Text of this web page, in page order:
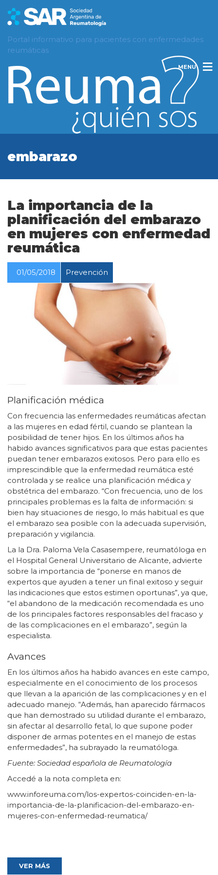
Portal informativo para pacientes con enfermedades
reumáticas
MENU
embarazo
La importancia de la
planificación del embarazo
en mujeres con enfermedad
reumática
01/05/2018 Prevención
Planificación médica
Con frecuencia las enfermedades reumáticas afectan
a las mujeres en edad fértil, cuando se plantean la
posibilidad de tener hijos. En los últimos años ha
habido avances significativos para que estas pacientes
puedan tener embarazos exitosos. Pero para ello es
imprescindible que la enfermedad reumática esté
controlada y se realice una planificación médica y
obstétrica del embarazo. “Con frecuencia, uno de los
principales problemas es la falta de información: si
bien hay situaciones de riesgo, lo más habitual es que
el embarazo sea posible con la adecuada supervisión,
preparación y vigilancia.
La la Dra. Paloma Vela Casasempere, reumatóloga en
el Hospital General Universitario de Alicante, advierte
sobre la importancia de “ponerse en manos de
expertos que ayuden a tener un final exitoso y seguir
las indicaciones que estos estimen oportunas”, ya que,
“el abandono de la medicación recomendada es uno
de los principales factores responsables del fracaso y
de las complicaciones en el embarazo”, según la
especialista.
Avances
En los últimos años ha habido avances en este campo,
especialmente en el conocimiento de los procesos
que llevan a la aparición de las complicaciones y en el
adecuado manejo. “Además, han aparecido fármacos
que han demostrado su utilidad durante el embarazo,
sin afectar al desarrollo fetal, lo que supone poder
disponer de armas potentes en el manejo de estas
enfermedades”, ha subrayado la reumatóloga.
Fuente: Sociedad española de Reumatología
Accedé a la nota completa en:
www.inforeuma.com/los-expertos-coinciden-en-la-
importancia-de-la-planificacion-del-embarazo-en-
mujeres-con-enfermedad-reumatica/
VER MÁS